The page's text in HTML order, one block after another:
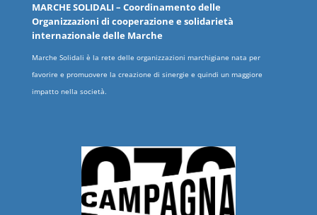
MARCHESOLIDALI– Coordinamento delle
Organizzazioni di cooperazione e solidarietà
internazionale delle Marche
Marche Solidali è la rete delle organizzazioni marchigiane nata per
favorire e promuovere la creazione di sinergie e quindi un maggiore
impatto nella società.